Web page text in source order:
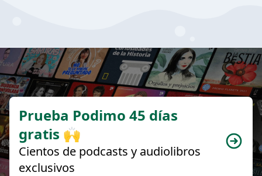
Prueba Podimo 45 días
gratis 🙌
Cientos de podcasts y audiolibros
exclusivos